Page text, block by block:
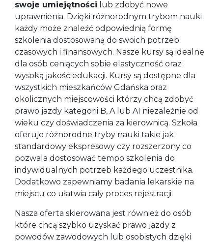
swoje umiejętności lub zdobyć nowe
uprawnienia. Dzięki różnorodnym trybom nauki
każdy może znaleźć odpowiednią formę
szkolenia dostosowaną do swoich potrzeb
czasowych i finansowych. Nasze kursy są idealne
dla osób ceniących sobie elastyczność oraz
wysoką jakość edukacji. Kursy są dostępne dla
wszystkich mieszkańców Gdańska oraz
okolicznych miejscowości którzy chcą zdobyć
prawo jazdy kategorii B, A lub A1 niezależnie od
wieku czy doświadczenia za kierownicą. Szkoła
oferuje różnorodne tryby nauki takie jak
standardowy ekspresowy czy rozszerzony co
pozwala dostosować tempo szkolenia do
indywidualnych potrzeb każdego uczestnika.
Dodatkowo zapewniamy badania lekarskie na
miejscu co ułatwia cały proces rejestracji.
Nasza oferta skierowana jest również do osób
które chcą szybko uzyskać prawo jazdy z
powodów zawodowych lub osobistych dzięki